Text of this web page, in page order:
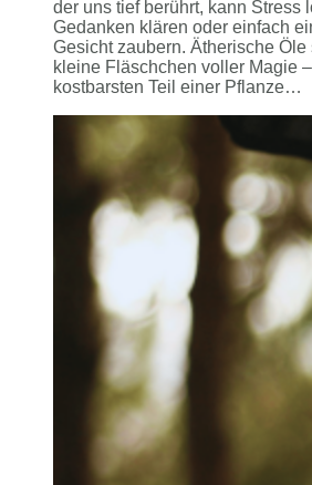
der uns tief berührt, kann Stress
Gedanken klären oder einfach
Gesicht zaubern. Ätherische
kleine Fläschchen voller Magie
kostbarsten Teil einer Pflanze…